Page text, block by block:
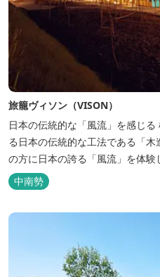
旅籠ヴィソン（VISON）
日本の伝統的な「風流」を感じる 柱(はしら)と梁(はり)の軸組によ
る日本の伝統的な工法である「
の方に日本の誇る「風流」を体験
ィテールにこだわりました。4棟
するテナントプロデュースにより
しみいただけ...
中南勢